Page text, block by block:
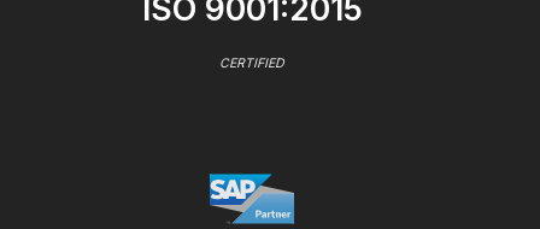
ISO 9001:2015
CERTIFIED